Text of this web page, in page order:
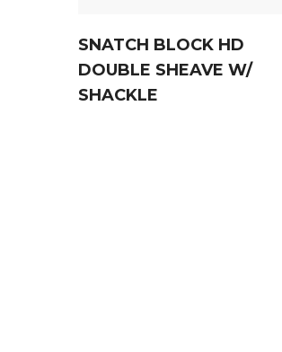
SNATCH BLOCK HD
DOUBLE SHEAVE W/
SHACKLE